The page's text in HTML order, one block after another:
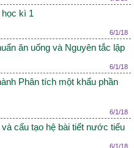
học kì 1
6/1/18
ăn uống và Nguyên tắc lập
6/1/18
Phân tích một khẩu phần
6/1/18
cấu tạo hệ bài tiết nước tiểu
6/1/18